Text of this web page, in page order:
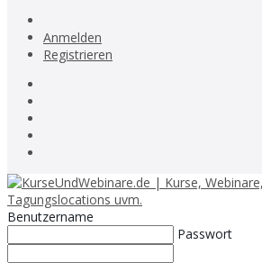
Anmelden
Registrieren
Benutzername
Passwort